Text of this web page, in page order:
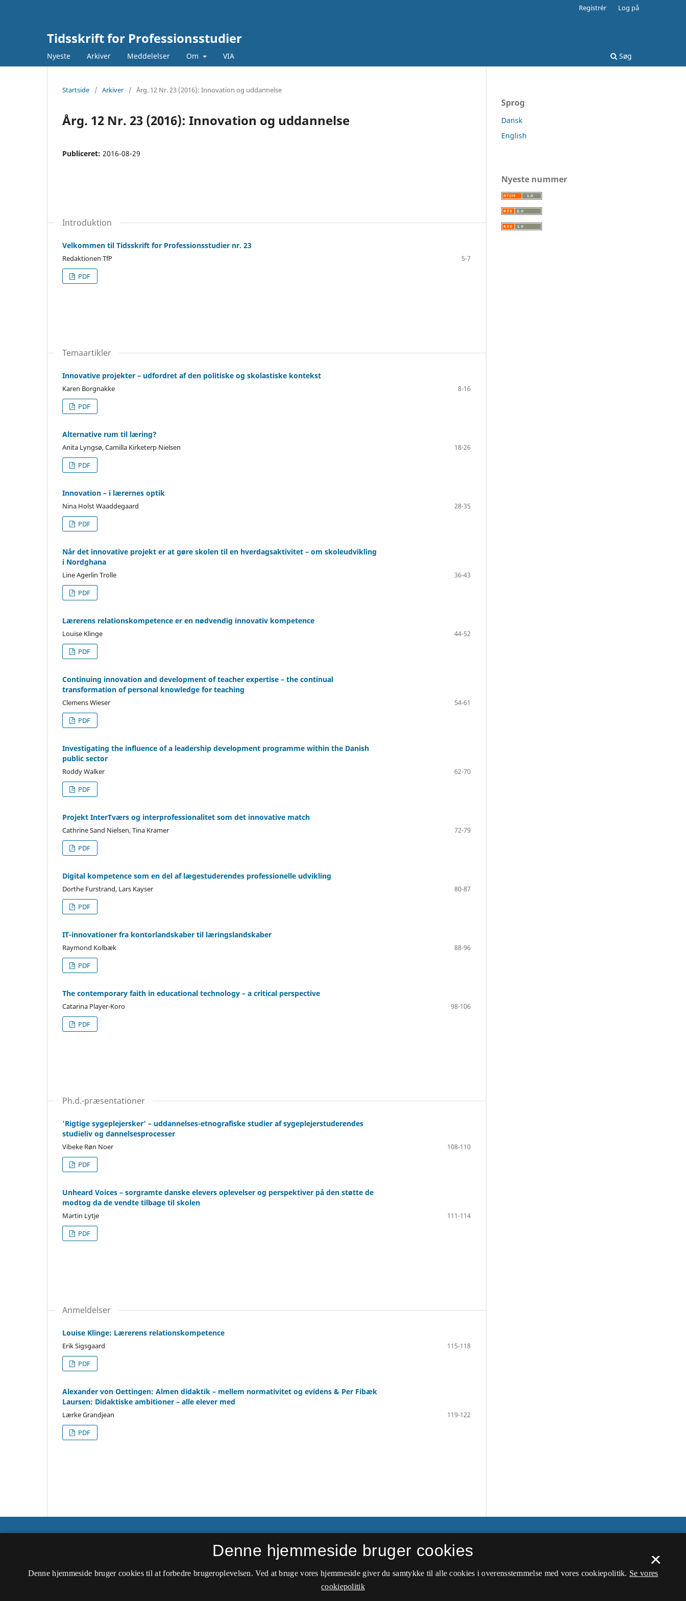
Tidsskrift for Professionsstudier
Nyeste Arkiver Meddelelser Om VIA Søg
Registrér Log på
Startside / Arkiver / Årg. 12 Nr. 23 (2016): Innovation og uddannelse
Årg. 12 Nr. 23 (2016): Innovation og uddannelse
Publiceret: 2016-08-29
Introduktion
Velkommen til Tidsskrift for Professionsstudier nr. 23
Redaktionen TfP
5-7
PDF
Temaartikler
Innovative projekter – udfordret af den politiske og skolastiske kontekst
Karen Borgnakke
8-16
PDF
Alternative rum til læring?
Anita Lyngsø, Camilla Kirketerp Nielsen
18-26
PDF
Innovation – i lærernes optik
Nina Holst Waaddegaard
28-35
PDF
Når det innovative projekt er at gøre skolen til en hverdagsaktivitet – om skoleudvikling
i Nordghana
Line Agerlin Trolle
36-43
PDF
Lærerens relationskompetence er en nødvendig innovativ kompetence
Louise Klinge
44-52
PDF
Continuing innovation and development of teacher expertise – the continual
transformation of personal knowledge for teaching
Clemens Wieser
54-61
PDF
Investigating the influence of a leadership development programme within the Danish
public sector
Roddy Walker
62-70
PDF
Projekt InterTværs og interprofessionalitet som det innovative match
Cathrine Sand Nielsen, Tina Kramer
72-79
PDF
Digital kompetence som en del af lægestuderendes professionelle udvikling
Dorthe Furstrand, Lars Kayser
80-87
PDF
IT-innovationer fra kontorlandskaber til læringslandskaber
Raymond Kolbæk
88-96
PDF
The contemporary faith in educational technology – a critical perspective
Catarina Player-Koro
98-106
PDF
Ph.d.-præsentationer
’Rigtige sygeplejersker’ – uddannelses-etnografiske studier af sygeplejerstuderendes
studieliv og dannelsesprocesser
Vibeke Røn Noer
108-110
PDF
Unheard Voices – sorgramte danske elevers oplevelser og perspektiver på den støtte de
modtog da de vendte tilbage til skolen
Martin Lytje
111-114
PDF
Anmeldelser
Louise Klinge: Lærerens relationskompetence
Erik Sigsgaard
115-118
PDF
Alexander von Oettingen: Almen didaktik – mellem normativitet og evidens & Per Fibæk
Laursen: Didaktiske ambitioner – alle elever med
Lærke Grandjean
119-122
PDF
Sprog
Dansk
English
Nyeste nummer
ISSN 2446-0281 (Online)
×
Denne hjemmeside bruger cookies
Denne hjemmeside bruger cookies til at forbedre brugeroplevelsen. Ved at bruge vores hjemmeside giver du samtykke til alle cookies i overensstemmelse med vores cookiepolitik. Se vores
cookiepolitik